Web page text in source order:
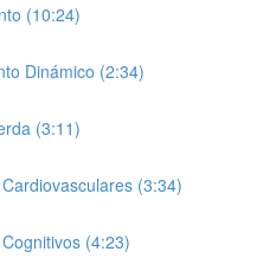
(10:24)
Dinámico (2:34)
(3:11)
(3:34)
(4:23)